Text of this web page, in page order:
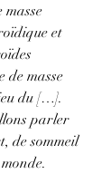
et
de masse
du […].
parler
de sommeil